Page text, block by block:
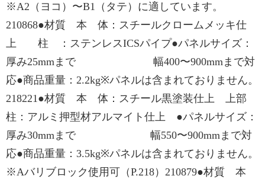
※A2（ヨコ）〜B1（タテ）に適しています。
210868●材質 本 体：スチールクロームメッキ仕
上 柱 ：ステンレスICSパイプ●パネルサイズ：
厚み25mmまで 幅400〜900mmまで対
応●商品重量：2.2kg※パネルは含まれておりません。
218221●材質 本 体：スチール黒塗装仕上 上部
柱：アルミ押型材アルマイト仕上 ●パネルサイズ：
厚み30mmまで 幅550〜900mmまで対
応●商品重量：3.5kg※パネルは含まれておりません。
※Aバリブロック使用可（P.218）210879●材質 本